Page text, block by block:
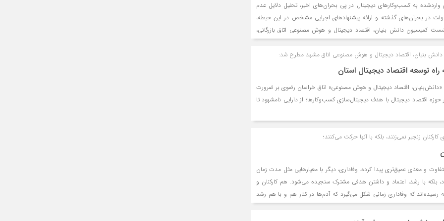
به کسب‌وکارهای دیجیتال در پی بحران‌های اخیر، تحلیل دلایل عدم
در بحران‌های گذشته و ارائه پیشنهادهای اجرایی مشخص در این حیطه،
کمیسیون دانش بنیان، اقتصاد دیجیتال و هوش مصنوعی اتاق بازرگانی،
رضوی بود.
بنیان، اقتصاد دیجیتال و هوش مصنوعی اتاق مشهد مطرح شد:
توسعه اقتصاد دیجیتال استان
اقتصاد دیجیتال و هوش مصنوعی» اتاق خراسان رضوی بر ضرورت
حوزه اقتصاد دیجیتال با هدف دیجیتال‌سازی کسب‌وکارها؛ از دارایی نامشهود تا
زنجیر نمی‌زنند، بلکه با آنها حرکت می‌کنند؛
و معنای عمیق‌تری پیدا کرده. وفاداری، دیگر با معیارهایی مثل مدت زمان
بلکه با رشد، اعتماد و داشتن هدفی مشترک سنجیده می‌شود. هم کارکنان و
رسیده‌اند که وفاداری زمانی شکل می‌گیرد که آدم‌ها در کنار هم و با هم رشد